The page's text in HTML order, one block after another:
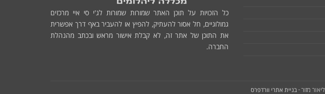
כל הזכויות על תוכן האתר שמורות שמורות לג'י סי איי מרכזים
גמולוגיים, חל אסור להעתיק, להפיץ או להעביר באף דרך אפשרית
את התוכן של אתר זה, לא קבלת אישור מראש ובכתב מהנהלת
החברה.
ליאור מזור - בניית אתרי וורדפרס